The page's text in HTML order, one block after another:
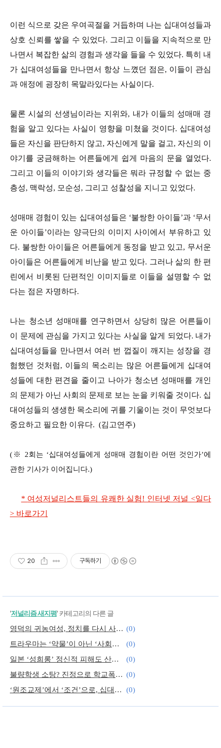
이런 식으로 갖은 우여곡절을 거듭하며 나는 십대여성들과
상호 신뢰를 쌓을 수 있었다. 그리고 이들을 지속적으로 만
나면서 복잡한 삶의 경험과 생각을 들을 수 있었다. 특히 내
가 십대여성들을 만나면서 항상 느꼈던 점은, 이들이 관심
과 애정에 굉장히 목말라있다는 사실이다.
물론 시설의 선생님이라는 지위와, 내가 이들의 성매매 경
험을 알고 있다는 사실이 영향을 미쳤을 것이다. 십대여성
들은 자신을 판단하지 않고, 자신에게 말을 걸고, 자신의 이
야기를 궁금해하는 어른들에게 쉽게 마음의 문을 열었다.
그리고 이들의 이야기와 생각들은 뭐라 규정할 수 없는 중
층성, 맥락성, 모순성, 그리고 성찰성을 지니고 있었다.
성매매 경험이 있는 십대여성들은 ‘불쌍한 아이들’과 ‘무서
운 아이들’이라는 양극단의 이미지 사이에서 부유하고 있
다. 불쌍한 아이들은 어른들에게 동정을 받고 있고, 무서운
아이들은 어른들에게 비난을 받고 있다. 그러나 삶의 한 편
린에서 비롯된 단편적인 이미지들로 이들을 설명할 수 없
다는 점은 자명하다.
나는 청소년 성매매를 연구하면서 상당히 많은 어른들이
이 문제에 관심을 가지고 있다는 사실을 알게 되었다. 내가
십대여성들을 만나면서 여러 번 껍질이 깨지는 성장을 경
험했던 것처럼, 이들의 목소리는 많은 어른들에게 십대여
성들에 대한 편견을 줄이고 나아가 청소년 성매매를 개인
의 문제가 아닌 사회의 문제로 보는 눈을 키워줄 것이다. 십
대여성들의 생생한 목소리에 귀를 기울이는 것이 무엇보다
중요하고 필요한 이유다. (김고연주)
(※ 2회 는 ‘십대여성들에게 성매매 경험이란 어떤 것인가’에
관한 기사가 이어집니다.)
* 여성저널리스트들의 유쾌한 실험! 인터넷 저널 <일다
> 바로가기
20 구독하기
'저널리즘 새지평' 카테고리의 다른 글
영덕의 귀농여성, 정치를 다시 사유하게 하다 (0)
트라우마는 ‘약물’이 아닌 ‘사회적 치유’가 필요합니다
(0)
일본 ‘성희롱’ 정신적 피해도 산업재해 인정 쉬워져
(0)
불량학생 소탕? 진정으로 학교폭력 예방하려면 (0)
‘원조교제’에서 ‘조건’으로, 십대 성매매 실상
(0)
야권연대 정책합의문에 없는 것 (2)